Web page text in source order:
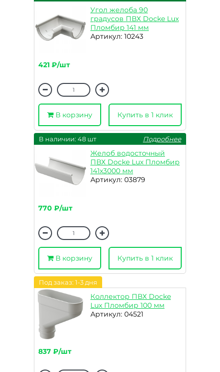
Угол желоба 90
градусов ПВХ Docke Lux
Пломбир 141 мм
Артикул: 10243
421 ₽/шт
В корзину Купить в 1 клик
В наличии: 48 шт Подробнее
Желоб водосточный
ПВХ Docke Lux Пломбир
141х3000 мм
Артикул: 03879
770 ₽/шт
В корзину Купить в 1 клик
Под заказ: 1-3 дня
Коллектор ПВХ Docke
Lux Пломбир 100 мм
Артикул: 04521
837 ₽/шт